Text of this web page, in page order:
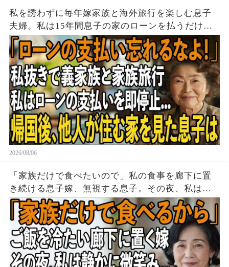
私を誘わずに毎年嫁家族と海外旅行を楽しむ息子
夫婦。私は15年間息子の家のローンを払うだけ黙
って実印を押し家を即売却→帰国後、他人が住む
家を見た息子は顔面蒼白に
2026/08/06
「家族だけで食べたいので」私の食事を廊下に置
き続ける息子嫁、無視する息子。その夜、私は黙
って姿を消した→翌朝、玄関の張り紙に息子嫁は
顔面蒼白に